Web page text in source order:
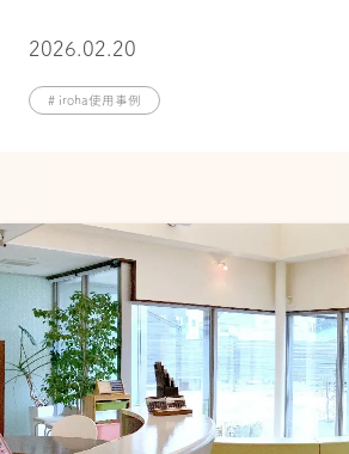
2026.02.20
# iroha使用事例